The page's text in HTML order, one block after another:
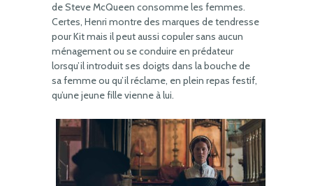
de Steve McQueen consomme les femmes.
Certes, Henri montre des marques de tendresse
pour Kit mais il peut aussi copuler sans aucun
ménagement ou se conduire en prédateur
lorsqu’il introduit ses doigts dans la bouche de
sa femme ou qu’il réclame, en plein repas festif,
qu’une jeune fille vienne à lui.